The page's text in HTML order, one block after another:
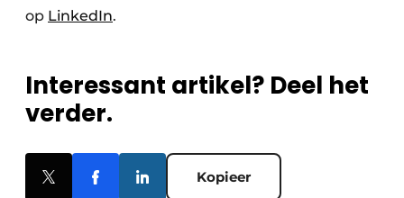
op LinkedIn.
Interessant artikel? Deel het
verder.
Kopieer